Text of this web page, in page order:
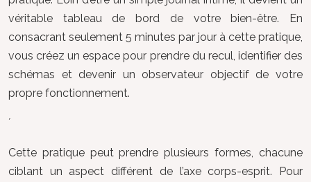
véritable tableau de bord de votre bien-être. En
consacrant seulement 5 minutes par jour à cette pratique,
vous créez un espace pour prendre du recul, identifier des
schémas et devenir un observateur objectif de votre
propre fonctionnement.
´
Cette pratique peut prendre plusieurs formes, chacune
ciblant un aspect différent de l’axe corps-esprit. Pour